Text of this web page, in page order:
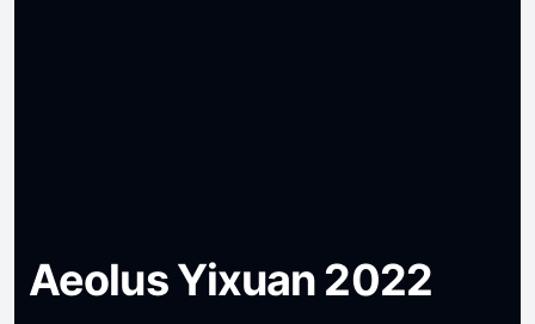
Aeolus Yixuan 2022